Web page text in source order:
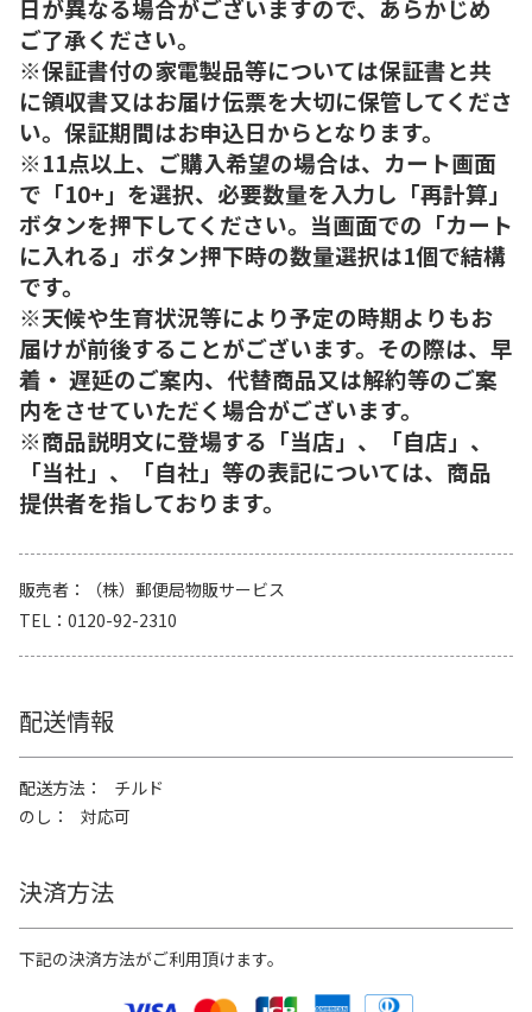
日が異なる場合がございますので、あらかじめ
ご了承ください。
※保証書付の家電製品等については保証書と共
に領収書又はお届け伝票を大切に保管してくださ
い。保証期間はお申込日からとなります。
※11点以上、ご購入希望の場合は、カート画面
で「10+」を選択、必要数量を入力し「再計算」
ボタンを押下してください。当画面での「カート
に入れる」ボタン押下時の数量選択は1個で結構
です。
※天候や生育状況等により予定の時期よりもお
届けが前後することがございます。その際は、早
着・ 遅延のご案内、代替商品又は解約等のご案
内をさせていただく場合がございます。
※商品説明文に登場する「当店」、「自店」、
「当社」、「自社」等の表記については、商品
提供者を指しております。
販売者
（株）郵便局物販サービス
TEL
0120-92-2310
配送情報
配送方法
チルド
のし
対応可
決済方法
下記の決済方法がご利用頂けます。